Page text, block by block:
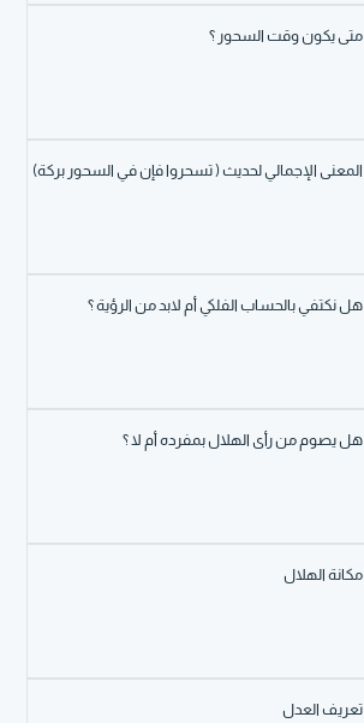
متى يكون وقت السحور ؟
المعنى الإجمالي لحديث ( تسحروا فإن في السحور بركة)
هل نكتفي بالحساب الفلكي أم لابد من الرؤية ؟
هل يصوم من رأى الهلال بمفرده أم لا ؟
مكانة الهلال
تعريف العدل